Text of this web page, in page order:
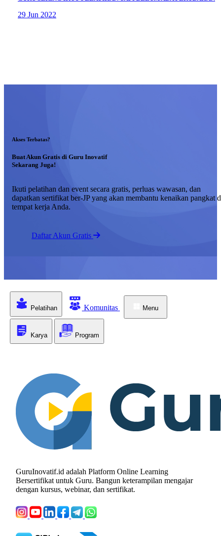
29 Jun 2022
Akses Terbatas?
Buat Akun Gratis di Guru Inovatif
Sekarang Juga!
Ikuti pelatihan dan event secara gratis, perluas wawasan, dan
dapatkan sertifikat ber-JP yang akan membantu kenaikan pangkat
tempat kerja Anda.
Daftar Akun Gratis
Pelatihan Komunitas Menu
Karya Program
GuruInovatif.id adalah Platform Online Learning
Bersertifikat untuk Guru. Bangun keterampilan mengajar
dengan kursus, webinar, dan sertifikat.